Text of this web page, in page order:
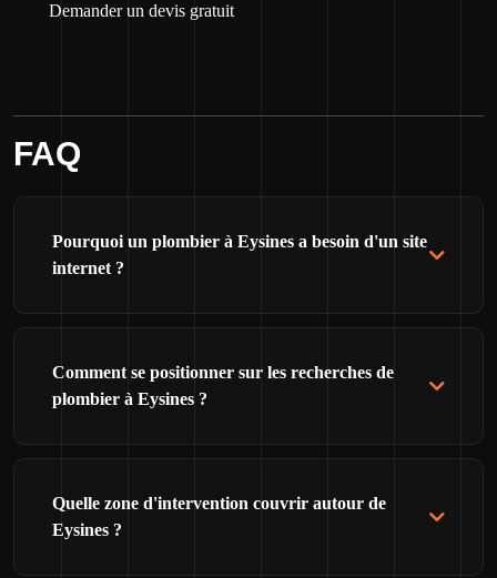
Demander un devis gratuit
FAQ
Pourquoi un plombier à Eysines a besoin d'un site
internet ?
Comment se positionner sur les recherches de
plombier à Eysines ?
Quelle zone d'intervention couvrir autour de
Eysines ?